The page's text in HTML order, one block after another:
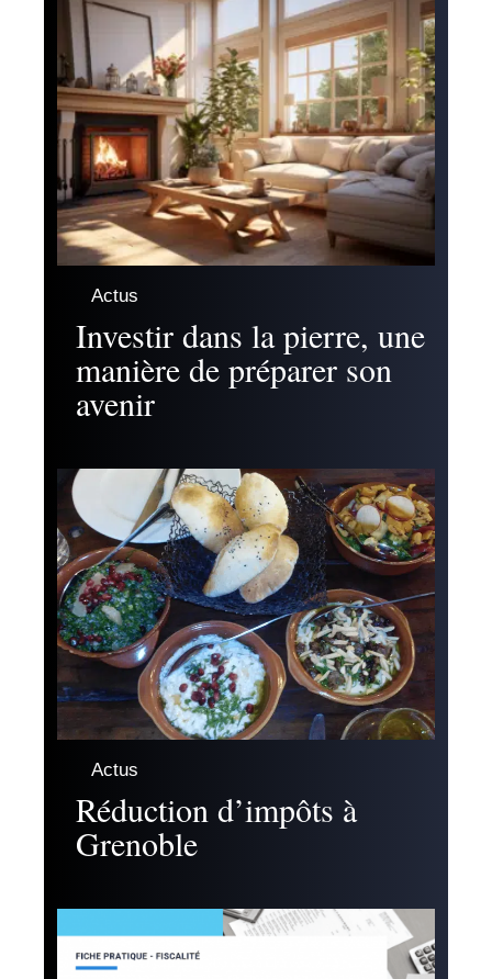
Actus
Investir dans la pierre, une
manière de préparer son
avenir
Actus
Réduction d’impôts à
Grenoble